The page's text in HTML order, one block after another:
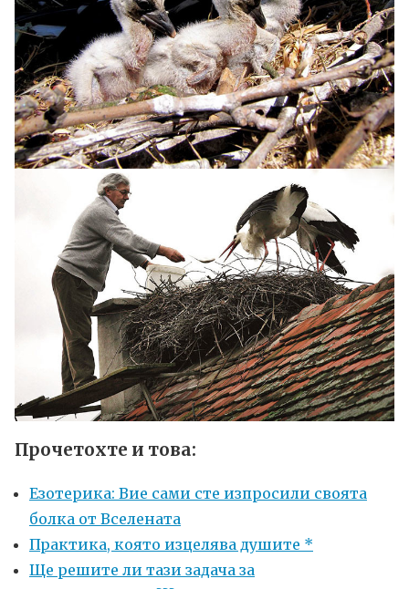
Прочетохте и това:
Езотерика: Вие сами сте изпросили своята
болка от Вселената
Практика, която изцелява душите *
Ще решите ли тази задача за